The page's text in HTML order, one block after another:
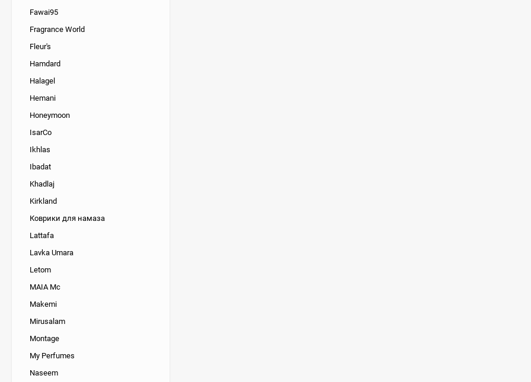
Fawai95
Fragrance World
Fleur's
Hamdard
Halagel
Hemani
Honeymoon
IsarCo
Ikhlas
Ibadat
Khadlaj
Kirkland
Коврики для намаза
Lattafa
Lavka Umara
Letom
MAIA Mc
Makemi
Mirusalam
Montage
My Perfumes
Naseem